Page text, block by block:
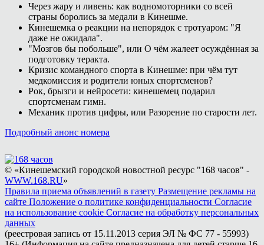
Через жару и ливень: как водномоторники со всей
страны боролись за медали в Кинешме.
Кинешемка о реакции на непорядок с тротуаром: "Я
даже не ожидала".
"Мозгов бы побольше", или О чём жалеет осуждённая за
подготовку теракта.
Кризис командного спорта в Кинешме: при чём тут
медкомиссия и родители юных спортсменов?
Рок, брызги и нейросети: кинешемец подарил
спортсменам гимн.
Механик против цифры, или Разорение по старости лет.
Подробный анонс номера
© «Кинешемский городской новостной ресурс "168 часов" -
WWW.168.RU»
Правила приема объявлений в газету Размещение рекламы на
сайте Положение о политике конфиденциальности Согласие
на использование cookie Согласие на обработку персональных
данных
(реестровая запись от 15.11.2013 серия ЭЛ № ФС 77 - 55993)